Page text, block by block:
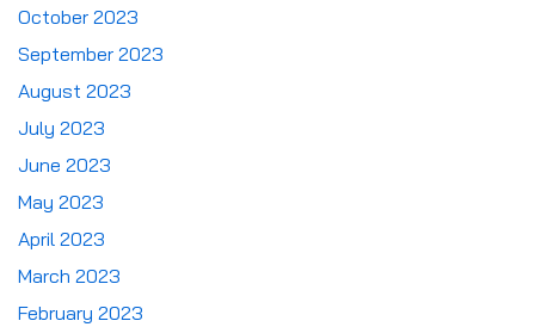
October 2023
September 2023
August 2023
July 2023
June 2023
May 2023
April 2023
March 2023
February 2023